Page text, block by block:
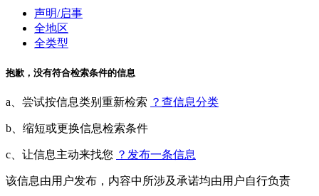
声明/启事
全地区
全类型
抱歉，没有符合检索条件的信息
a、尝试按信息类别重新检索 ？查信息分类
b、缩短或更换信息检索条件
c、让信息主动来找您 ？发布一条信息
该信息由用户发布，内容中所涉及承诺均由用户自行负责